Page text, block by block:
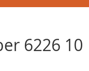
6226 10